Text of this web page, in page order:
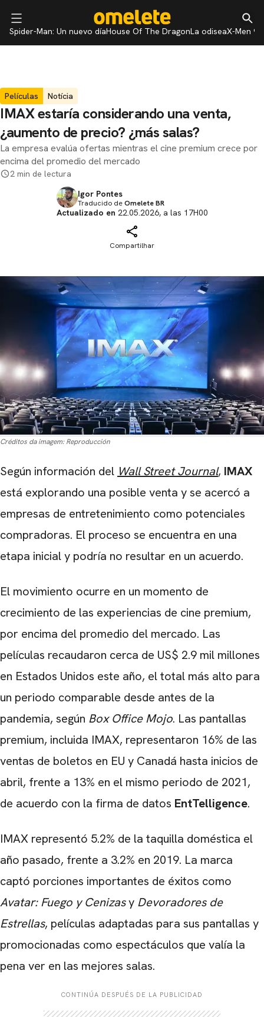
Spider-Man: Un nuevo díaHouse Of The DragonLa odiseaX-Men 97
Películas Notícia
IMAX estaría considerando una venta,
¿aumento de precio? ¿más salas?
La empresa evalúa ofertas mientras el cine premium crece por
encima del promedio del mercado
2 min de lectura
Igor Pontes
Traducido deOmelete BR
Actualizado en 22.05.2026, a las 17H00
Compartilhar
Créditos da imagem: Reproducción
Según información del Wall Street Journal, IMAX
está explorando una posible venta y se acercó a
empresas de entretenimiento como potenciales
compradoras. El proceso se encuentra en una
etapa inicial y podría no resultar en un acuerdo.
El movimiento ocurre en un momento de
crecimiento de las experiencias de cine premium,
por encima del promedio del mercado. Las
películas recaudaron cerca de US$ 2.9 mil millones
en Estados Unidos este año, el total más alto para
un periodo comparable desde antes de la
pandemia, según Box Office Mojo. Las pantallas
premium, incluida IMAX, representaron 16% de las
ventas de boletos en EU y Canadá hasta inicios de
abril, frente a 13% en el mismo periodo de 2021,
de acuerdo con la firma de datos EntTelligence.
IMAX representó 5.2% de la taquilla doméstica el
año pasado, frente a 3.2% en 2019. La marca
captó porciones importantes de éxitos como
Avatar: Fuego y Cenizasy Devoradores de
Estrellas, películas adaptadas para sus pantallas y
promocionadas como espectáculos que valía la
pena ver en las mejores salas.
CONTINÚA DESPUÉS DE LA PUBLICIDAD